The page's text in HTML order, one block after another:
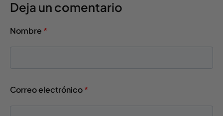
Deja un comentario
Nombre *
Correo electrónico*